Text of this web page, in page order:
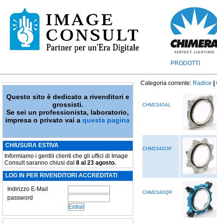
PRODOTTI
Questo sito è dedicato a rivenditori e
grossisti.
Se sei un professionista, laboratorio,
impresa o privato vai aquesta pagina
CHIUSURA ESTIVA
Informiamo i gentili clienti che gli uffici di Image
Consult saranno chiusi dal 8 al 23 agosto.
LOG IN PER RIVENDITORI ACCREDITATI
Indirizzo E-Mail
password
Categoria corrente: Radice
CHM2340AL
CHM2340OP
CHM2340QR